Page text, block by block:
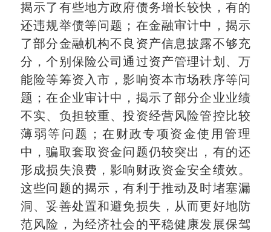
揭示了有些地方政府债务增长较快，有的
还违规举债等问题；在金融审计中，揭示
了部分金融机构不良资产信息披露不够充
分，个别保险公司通过资产管理计划、万
能险等筹资入市，影响资本市场秩序等问
题；在企业审计中，揭示了部分企业业绩
不实、负担较重、投资经营风险管控比较
薄弱等问题；在财政专项资金使用管理
中，骗取套取资金问题仍较突出，有的还
形成损失浪费，影响财政资金安全绩效。
这些问题的揭示，有利于推动及时堵塞漏
洞、妥善处置和避免损失，从而更好地防
范风险，为经济社会的平稳健康发展保驾